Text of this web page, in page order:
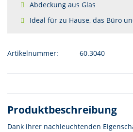
Abdeckung aus Glas
Ideal für zu Hause, das Büro
Artikelnummer: 60.3040
Produktbeschreibung
Dank ihrer nachleuchtenden